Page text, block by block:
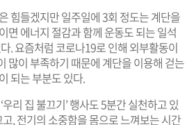
힘들겠지만 일주일에 3회 정도는 계단을
면 에너지 절감과 함께 운동도 되는 일석
. 요즘처럼 코로나19로 인해 외부활동이
많이 부족하기 때문에 계단을 이용해 걷는
되는 부분도 있다.
리 집 불끄기’ 행사도 5분간 실천하고 있
, 전기의 소중함을 몸으로 느껴보는 시간